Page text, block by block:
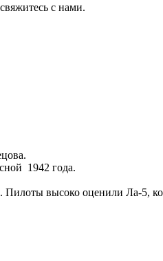
с нами.
1942 года.
Пилоты высоко оценили Ла-5,